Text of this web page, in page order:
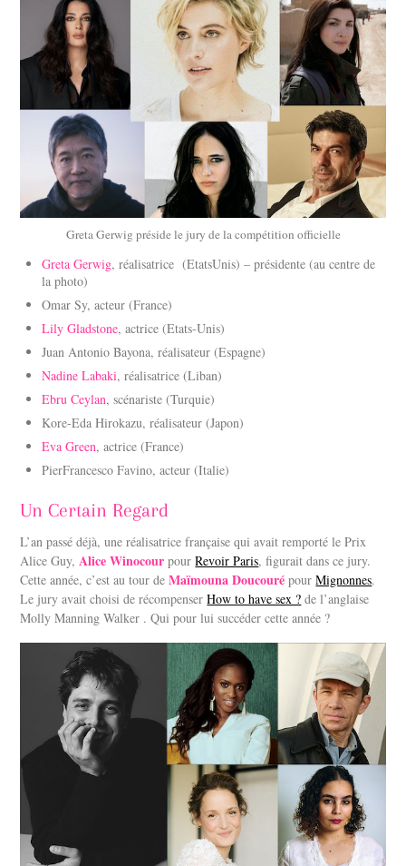
Greta Gerwig préside le jury de la compétition officielle
Greta Gerwig, réalisatrice (EtatsUnis) – présidente (au centre de
la photo)
Omar Sy, acteur (France)
Lily Gladstone, actrice (Etats-Unis)
Juan Antonio Bayona, réalisateur (Espagne)
Nadine Labaki, réalisatrice (Liban)
Ebru Ceylan, scénariste (Turquie)
Kore-Eda Hirokazu, réalisateur (Japon)
Eva Green, actrice (France)
PierFrancesco Favino, acteur (Italie)
Un Certain Regard
L’an passé déjà, une réalisatrice française qui avait remporté le Prix
Alice Guy,Alice Winocour pourRevoir Paris, figurait dans ce jury.
Cette année, c’est au tour deMaïmouna Doucouré pourMignonnes.
Le jury avait choisi de récompenserHow to have sex ? de l’anglaise
Molly Manning Walker . Qui pour lui succéder cette année ?